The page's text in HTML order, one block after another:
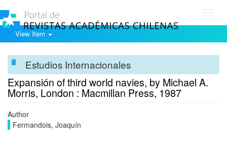
View Item
Estudios Internacionales
Expansión of third world navies, by Michael A.
Morris, London : Macmillan Press, 1987
Author
Fermandois, Joaquín